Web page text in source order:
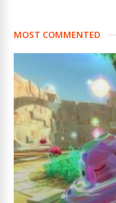
MOST COMMENTED